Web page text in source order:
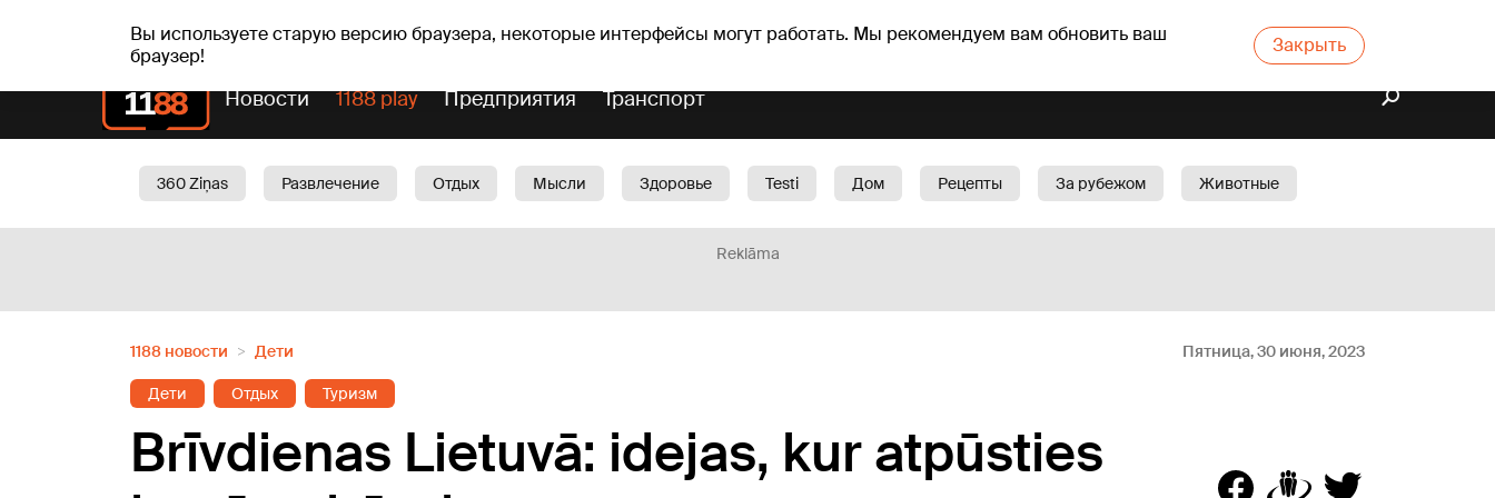
Вы используете старую версию браузера, некоторые интерфейсы могут работать. Мы рекомендуем вам обновить ваш
браузер!
Закрыть
пт, 07.08.2026. +18°C Alfrēds, Fredis, Madars Прогноз погоды Гороскопы
Новости 1188 play Предприятия Транспорт
360 Ziņas Развлечение Отдых Мысли Здоровье Testi Дом Рецепты За рубежом
Животные
Reklāma
1188 новости Дети Пятница, 30 июня, 2023
Дети Отдых Туризм
Brīvdienas Lietuvā: idejas, kur atpūsties